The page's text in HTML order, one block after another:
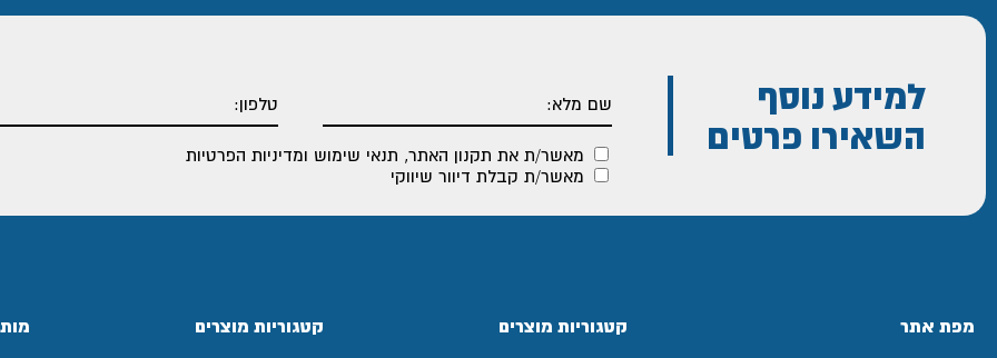
למידע נוסף
השאירו פרטים
מאשר/ת את תקנון האתר, תנאי שימוש ומדיניות הפרטיות
מאשר/ת קבלת דיוור שיווקי
מפת אתר קטגוריות מוצרים קטגוריות מוצרים